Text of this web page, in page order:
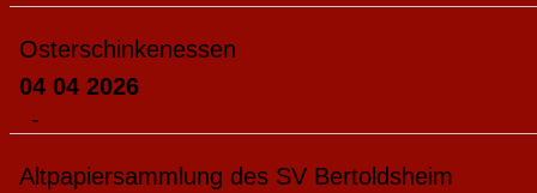
Osterschinkenessen
04 04 2026
-
Altpapiersammlung des SV Bertoldsheim